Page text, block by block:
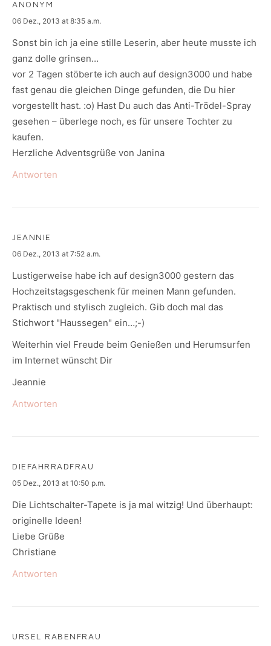
ANONYM
says:
06 Dez., 2013 at 8:35 a.m.
Sonst bin ich ja eine stille Leserin, aber heute musste ich
ganz dolle grinsen…
vor 2 Tagen stöberte ich auch auf design3000 und habe
fast genau die gleichen Dinge gefunden, die Du hier
vorgestellt hast. :o) Hast Du auch das Anti-Trödel-Spray
gesehen – überlege noch, es für unsere Tochter zu
kaufen.
Herzliche Adventsgrüße von Janina
Antworten
JEANNIE
says:
06 Dez., 2013 at 7:52 a.m.
Lustigerweise habe ich auf design3000 gestern das
Hochzeitstagsgeschenk für meinen Mann gefunden.
Praktisch und stylisch zugleich. Gib doch mal das
Stichwort "Haussegen" ein…;-)
Weiterhin viel Freude beim Genießen und Herumsurfen
im Internet wünscht Dir
Jeannie
Antworten
DIEFAHRRADFRAU
says:
05 Dez., 2013 at 10:50 p.m.
Die Lichtschalter-Tapete is ja mal witzig! Und überhaupt:
originelle Ideen!
Liebe Grüße
Christiane
Antworten
URSEL RABENFRAU